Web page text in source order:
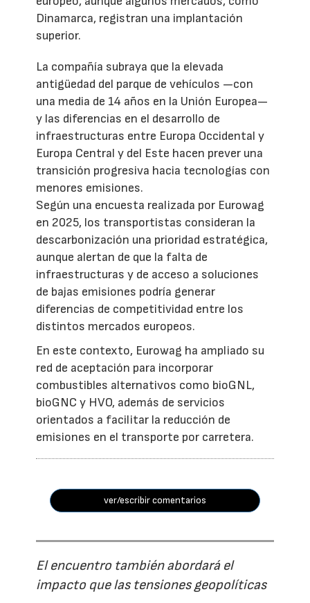
Dinamarca, registran una implantación
superior.
La compañía subraya que la elevada
antigüedad del parque de vehículos —con
una media de 14 años en la Unión Europea—
y las diferencias en el desarrollo de
infraestructuras entre Europa Occidental y
Europa Central y del Este hacen prever una
transición progresiva hacia tecnologías con
menores emisiones.
Según una encuesta realizada por Eurowag
en 2025, los transportistas consideran la
descarbonización una prioridad estratégica,
aunque alertan de que la falta de
infraestructuras y de acceso a soluciones
de bajas emisiones podría generar
diferencias de competitividad entre los
distintos mercados europeos.
En este contexto, Eurowag ha ampliado su
red de aceptación para incorporar
combustibles alternativos como bioGNL,
bioGNC y HVO, además de servicios
orientados a facilitar la reducción de
emisiones en el transporte por carretera.
ver/escribir comentarios
El encuentro también abordará el
impacto que las tensiones geopolíticas